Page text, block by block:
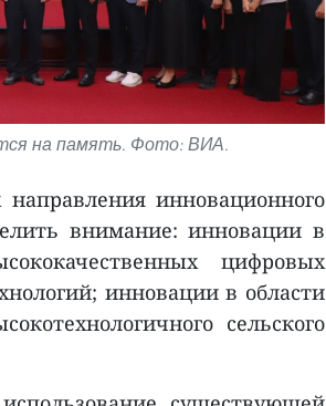
на память. Фото: ВИА.
инновационного
внимание: инновации в
цифровых
инновации в области
сельского